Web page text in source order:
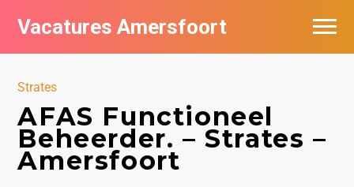
Vacatures Amersfoort
Strates
AFAS Functioneel
Beheerder. – Strates –
Amersfoort
Vacatures per bedrijf
Nieuwsbrief feed